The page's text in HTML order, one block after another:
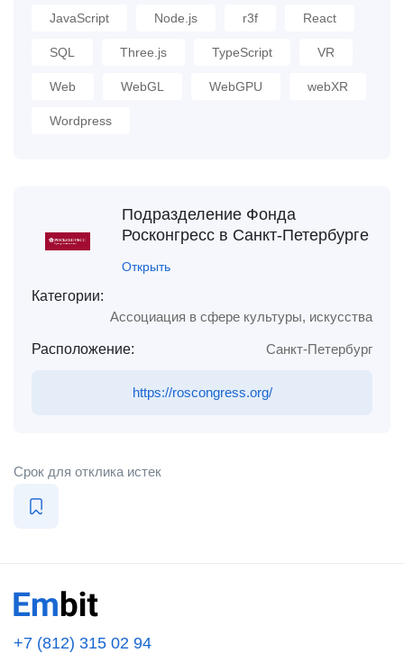
JavaScript Node.js r3f React
SQL Three.js TypeScript VR
Web WebGL WebGPU webXR
Wordpress
Подразделение Фонда
Росконгресс в Санкт-Петербурге
Открыть
Категории:
Ассоциация в сфере культуры, искусства
Расположение: Санкт-Петербург
https://roscongress.org/
Срок для отклика истек
+7 (812) 315 02 94